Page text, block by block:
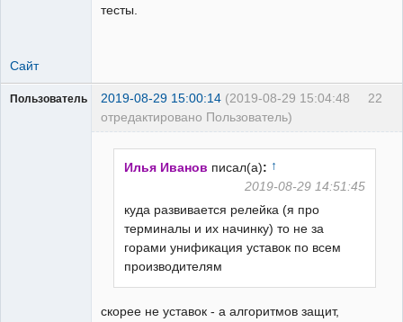
тесты.
Сайт
22
Пользователь 2019-08-29 15:00:14 (2019-08-29 15:04:48
отредактировано Пользователь)
Илья Иванов писал(а): ↑
2019-08-29 14:51:45
куда развивается релейка (я про
терминалы и их начинку) то не за
горами унификация уставок по всем
производителям
скорее не уставок - а алгоритмов защит,